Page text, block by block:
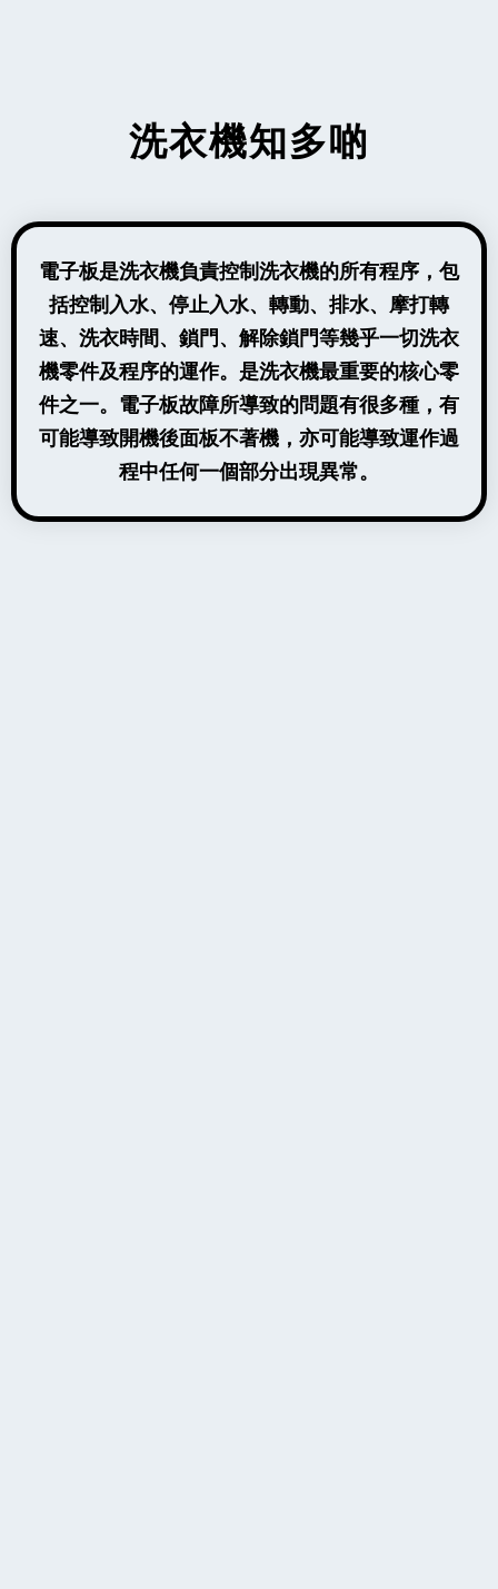
洗衣機知多啲
電子板是洗衣機負責控制洗衣機的所有程序，包
括控制入水、停止入水、轉動、排水、摩打轉
速、洗衣時間、鎖門、解除鎖門等幾乎一切洗衣
機零件及程序的運作。是洗衣機最重要的核心零
件之一。電子板故障所導致的問題有很多種，有
可能導致開機後面板不著機，亦可能導致運作過
程中任何一個部分出現異常。